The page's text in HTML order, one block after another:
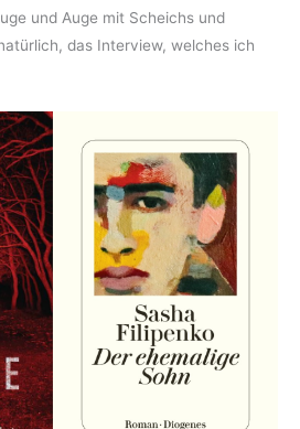
und Auge mit Scheichs und
das Interview, welches ich